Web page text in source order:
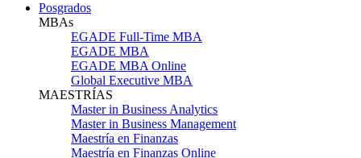
Posgrados
MBAs
EGADE Full-Time MBA
EGADE MBA
EGADE MBA Online
Global Executive MBA
MAESTRÍAS
Master in Business Analytics
Master in Business Management
Maestría en Finanzas
Maestría en Finanzas Online